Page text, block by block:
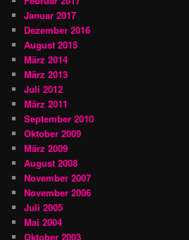
Januar 2017
Dezember 2016
August 2015
März 2014
März 2013
Juli 2012
März 2011
September 2010
Oktober 2009
März 2009
August 2008
November 2007
November 2006
Juli 2005
Mai 2004
Oktober 2003